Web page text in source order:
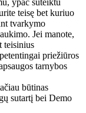
ypač suteiktu
teisę bet kuriuo
tvarkymo
Jei manote,
teisinius
priežiūros
tarnybos
būtinas
sutartį bei Demo